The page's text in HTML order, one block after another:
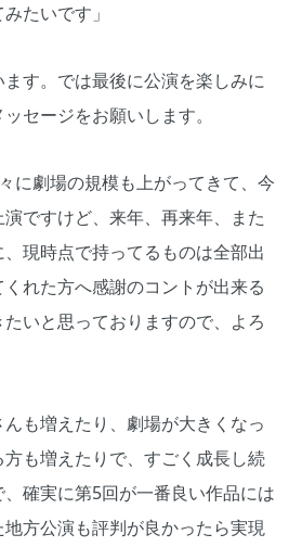
たいです」
す。では最後に公演を楽しみに
セージをお願いします。
に劇場の規模も上がってきて、今
ですけど、来年、再来年、また
現時点で持ってるものは全部出
れた方へ感謝のコントが出来る
いと思っておりますので、よろ
も増えたり、劇場が大きくなっ
も増えたりで、すごく成長し続
確実に第5回が一番良い作品には
方公演も評判が良かったら実現